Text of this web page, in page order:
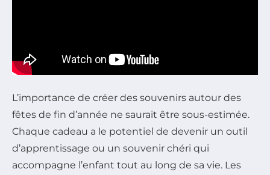
L’importance de créer des souvenirs autour des
fêtes de fin d’année ne saurait être sous-estimée.
Chaque cadeau a le potentiel de devenir un outil
d’apprentissage ou un souvenir chéri qui
accompagne l’enfant tout au long de sa vie. Les